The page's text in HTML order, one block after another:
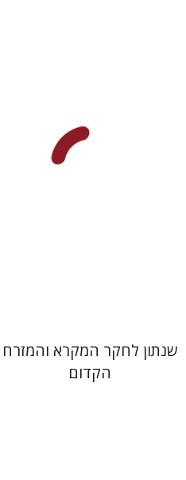
שנתון לחקר המקרא והמזרח
הקדום